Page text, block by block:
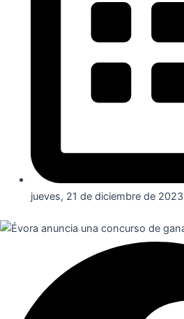
jueves, 21 de diciembre de 2023